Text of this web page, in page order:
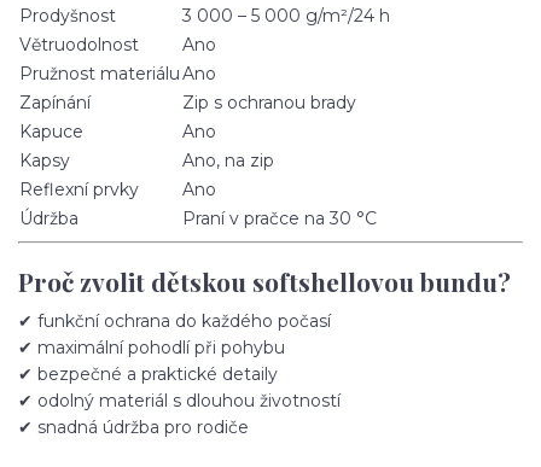
Prodyšnost
3 000 – 5 000 g/m²/24 h
Větruodolnost
Ano
Pružnost materiáluAno
Zapínání
Zip s ochranou brady
Kapuce
Ano
Kapsy
Ano, na zip
Reflexní prvky
Ano
Údržba
Praní v pračce na 30 °C
Proč zvolit dětskou softshellovou bundu?
✔ funkční ochrana do každého počasí
✔ maximální pohodlí při pohybu
✔ bezpečné a praktické detaily
✔ odolný materiál s dlouhou životností
✔ snadná údržba pro rodiče